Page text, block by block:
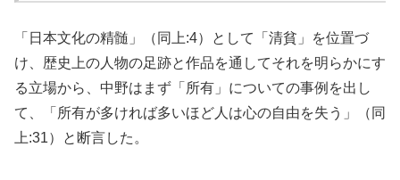
「日本文化の精髄」（同上:4）として「清貧」を位置づ
け、歴史上の人物の足跡と作品を通してそれを明らかにす
る立場から、中野はまず「所有」についての事例を出し
て、「所有が多ければ多いほど人は心の自由を失う」（同
上:31）と断言した。